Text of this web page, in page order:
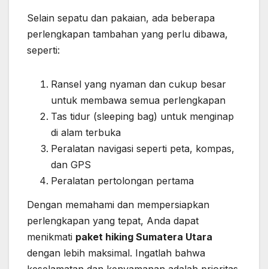
Selain sepatu dan pakaian, ada beberapa
perlengkapan tambahan yang perlu dibawa,
seperti:
Ransel yang nyaman dan cukup besar
untuk membawa semua perlengkapan
Tas tidur (sleeping bag) untuk menginap
di alam terbuka
Peralatan navigasi seperti peta, kompas,
dan GPS
Peralatan pertolongan pertama
Dengan memahami dan mempersiapkan
perlengkapan yang tepat, Anda dapat
menikmati paket hiking Sumatera Utara
dengan lebih maksimal. Ingatlah bahwa